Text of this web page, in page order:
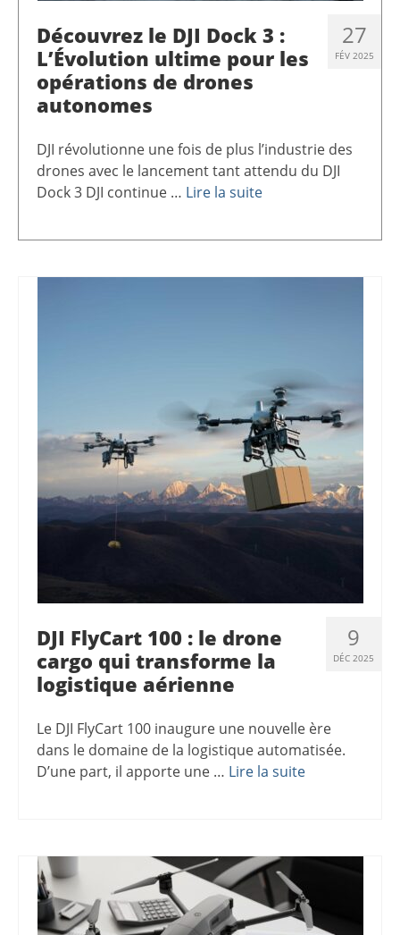
27
FÉV 2025
Découvrez le DJI Dock 3 :
L’Évolution ultime pour les
opérations de drones
autonomes
DJI révolutionne une fois de plus l’industrie des
drones avec le lancement tant attendu du DJI
Dock 3 DJI continue … Lire la suite
9
DÉC 2025
DJI FlyCart 100 : le drone
cargo qui transforme la
logistique aérienne
Le DJI FlyCart 100 inaugure une nouvelle ère
dans le domaine de la logistique automatisée.
D’une part, il apporte une … Lire la suite